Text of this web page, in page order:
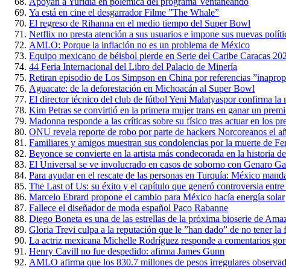
Ya está en cine el desgarrador Filme ”The Whale”
El regreso de Rihanna en el medio tiempo del Super Bowl
Netflix no presta atención a sus usuarios e impone sus nuevas
AMLO: Porque la inflación no es un problema de México
Equipo mexicano de béisbol pierde en Serie del Caribe Caracas
44 Feria Internacional del Libro del Palacio de Minería
Retiran episodio de Los Simpson en China por referencias
Aguacate: de la deforestación en Michoacán al Super Bowl
El director técnico del club de fútbol Yeni Malatyaspor confirma la
Kim Petras se convirtió en la primera mujer trans en ganar un
Madonna responde a las críticas sobre su físico tras actuar en los
ONU revela reporte de robo por parte de hackers Norcoreanos el
Familiares y amigos muestran sus condolencias por la muerte de
Beyonce se convierte en la artista más condecorada en la historia
El Universal se ve involucrado en casos de soborno con Genaro
Para ayudar en el rescate de las personas en Turquía: México
The Last of Us: su éxito y el capítulo que generó controversia
Marcelo Ebrard propone el cambio para México hacía energía solar
Fallece el diseñador de moda español Paco Rabanne
Diego Boneta es una de las estrellas de la próxima bioserie de
Gloria Trevi culpa a la reputación que le ”han dado” de no tener la
La actriz mexicana Michelle Rodríguez responde a comentarios
Henry Cavill no fue despedido: afirma James Gunn
AMLO afirma que los 830.7 millones de pesos irregulares